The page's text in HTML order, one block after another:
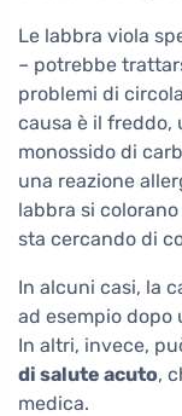
Le labbra viola
– potrebbe
problemi di
causa è il freddo,
monossido di
una reazione
labbra si
sta cercando di
In alcuni casi, la
ad esempio dopo
In altri, invece,
di salute acuto,
medica.